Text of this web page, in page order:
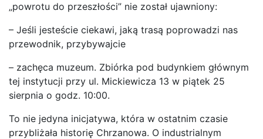
„powrotu do przeszłości” nie został ujawniony:
– Jeśli jesteście ciekawi, jaką trasą poprowadzi nas
przewodnik, przybywajcie
– zachęca muzeum. Zbiórka pod budynkiem głównym
tej instytucji przy ul. Mickiewicza 13 w piątek 25
sierpnia o godz. 10:00.
To nie jedyna inicjatywa, która w ostatnim czasie
przybliżała historię Chrzanowa. O industrialnym